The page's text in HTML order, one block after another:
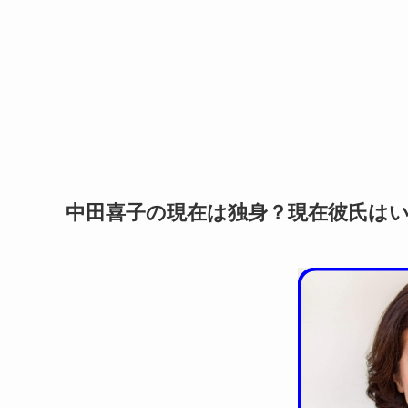
中田喜子の現在は独身？現在彼氏は